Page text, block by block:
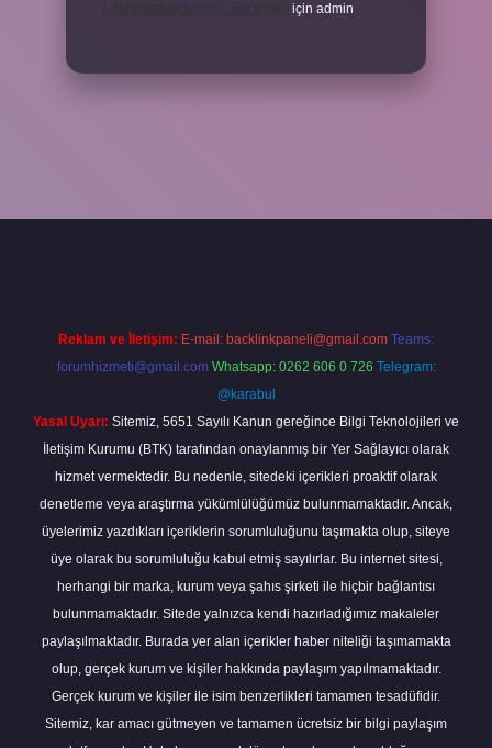
için admin
Reklam ve İletişim: E-mail: backlinkpaneli@gmail.com Teams:
forumhizmeti@gmail.com Whatsapp: 0262 606 0 726 Telegram:
@karabul
Yasal Uyarı: Sitemiz, 5651 Sayılı Kanun gereğince Bilgi Teknolojileri ve
İletişim Kurumu (BTK) tarafından onaylanmış bir Yer Sağlayıcı olarak
hizmet vermektedir. Bu nedenle, sitedeki içerikleri proaktif olarak
denetleme veya araştırma yükümlülüğümüz bulunmamaktadır. Ancak,
üyelerimiz yazdıkları içeriklerin sorumluluğunu taşımakta olup, siteye
üye olarak bu sorumluluğu kabul etmiş sayılırlar. Bu internet sitesi,
herhangi bir marka, kurum veya şahıs şirketi ile hiçbir bağlantısı
bulunmamaktadır. Sitede yalnızca kendi hazırladığımız makaleler
paylaşılmaktadır. Burada yer alan içerikler haber niteliği taşımamakta
olup, gerçek kurum ve kişiler hakkında paylaşım yapılmamaktadır.
Gerçek kurum ve kişiler ile isim benzerlikleri tamamen tesadüfidir.
Sitemiz, kar amacı gütmeyen ve tamamen ücretsiz bir bilgi paylaşım